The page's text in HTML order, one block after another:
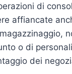
di
affiancate
o di
dei